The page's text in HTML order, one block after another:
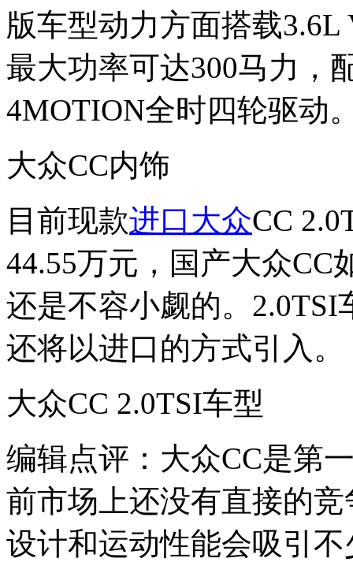
版车型动力方面搭载
最大功率可达300马力，
4MOTION全时四轮驱动
大众CC内饰
目前现款进口大众CC
44.55万元，国产大众CC
还是不容小觑的。2.0TSI
还将以进口的方式引入。
大众CC 2.0TSI车型
编辑点评：大众CC是第
前市场上还没有直接的
设计和运动性能会吸引